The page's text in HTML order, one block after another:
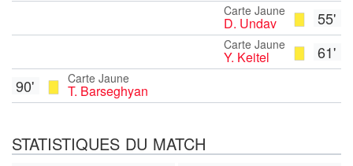
55'
Carte Jaune
D. Undav
61'
Carte Jaune
Y. Keitel
Carte Jaune
T. Barseghyan
90'
STATISTIQUES DU MATCH